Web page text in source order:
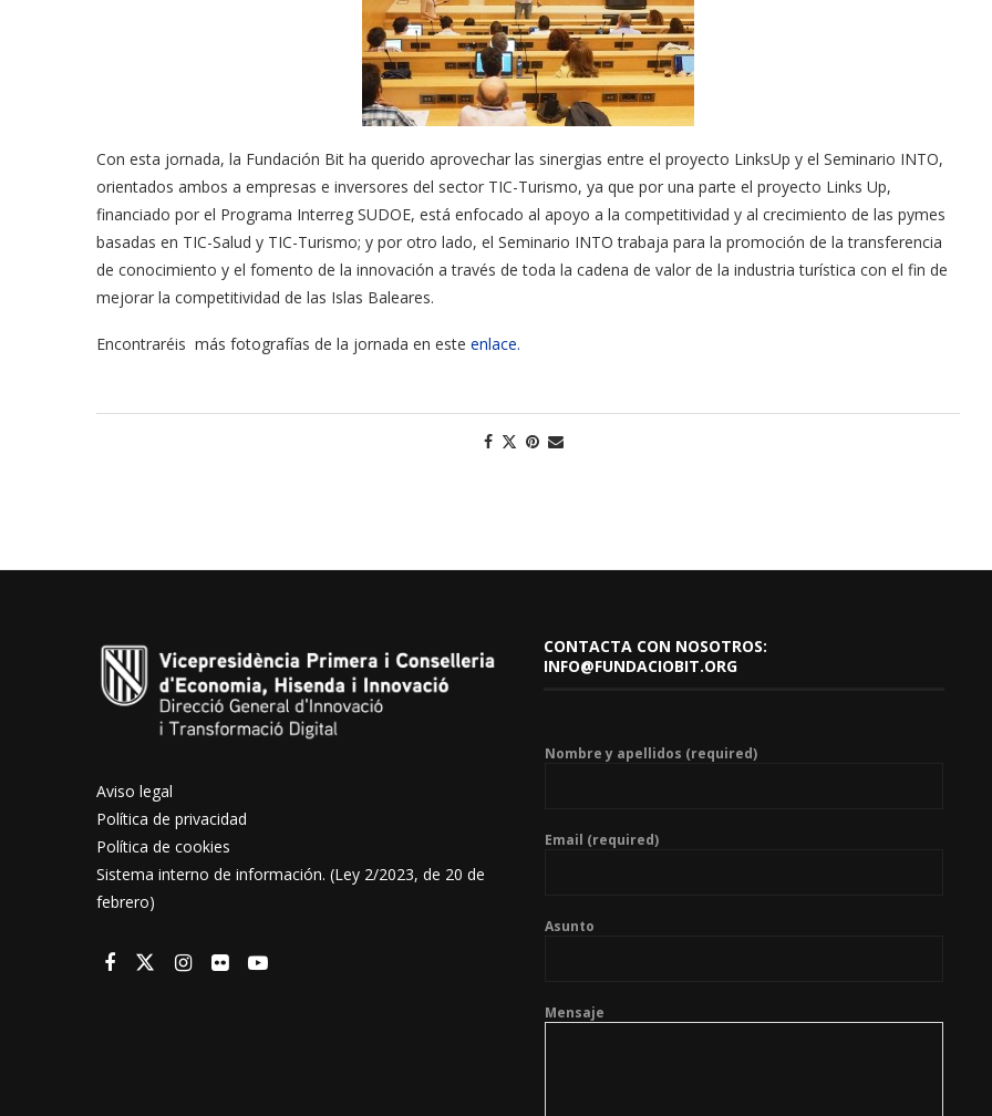
Con esta jornada, la Fundación Bit ha querido aprovechar las sinergias entre el proyecto LinksUp y el Seminario INTO,
orientados ambos a empresas e inversores del sector TIC-Turismo, ya que por una parte el proyecto Links Up,
financiado por el Programa Interreg SUDOE, está enfocado al apoyo a la competitividad y al crecimiento de las pymes
basadas en TIC-Salud y TIC-Turismo; y por otro lado, el Seminario INTO trabaja para la promoción de la transferencia
de conocimiento y el fomento de la innovación a través de toda la cadena de valor de la industria turística con el fin de
mejorar la competitividad de las Islas Baleares.
Encontraréis más fotografías de la jornada en este enlace.
Aviso legal
Política de privacidad
Política de cookies
Sistema interno de información. (Ley 2/2023, de 20 de
febrero)
CONTACTA CON NOSOTROS:
INFO@FUNDACIOBIT.ORG
Nombre y apellidos (required)
Email (required)
Asunto
Mensaje